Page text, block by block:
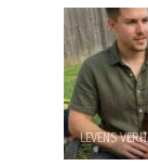
LEVENS